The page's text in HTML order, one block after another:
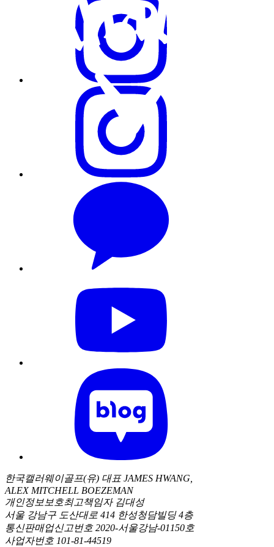
한국캘러웨이골프(유) 대표 JAMES HWANG,
ALEX MITCHELL BOEZEMAN
개인정보보호최고책임자 김대성
서울 강남구 도산대로 414 한성청담빌딩 4층
통신판매업신고번호 2020-서울강남-01150호
사업자번호 101-81-44519